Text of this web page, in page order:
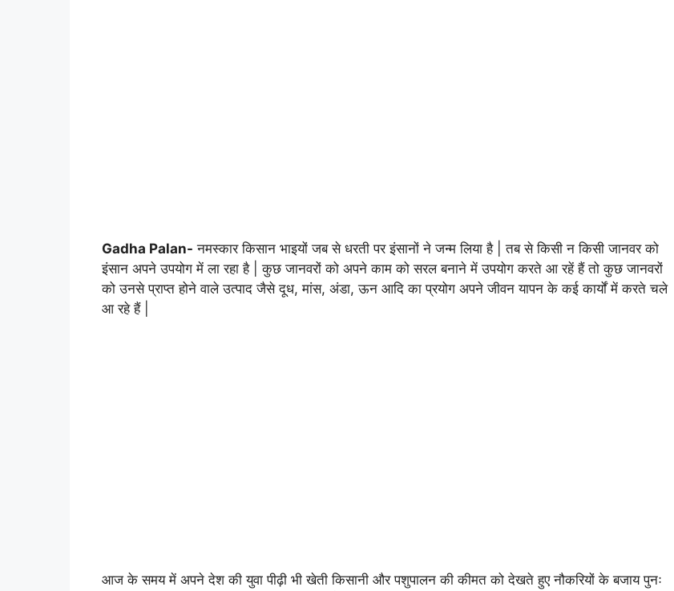
Gadha Palan- नमस्कार किसान भाइयों जब से धरती पर इंसानों ने जन्म लिया है | तब से किसी न किसी जानवर को
इंसान अपने उपयोग में ला रहा है | कुछ जानवरों को अपने काम को सरल बनाने में उपयोग करते आ रहें हैं तो कुछ जानवरों
को उनसे प्राप्त होने वाले उत्पाद जैसे दूध, मांस, अंडा, ऊन आदि का प्रयोग अपने जीवन यापन के कई कार्यों में करते चले
आ रहे हैं |
आज के समय में अपने देश की युवा पीढ़ी भी खेती किसानी और पशुपालन की कीमत को देखते हुए नौकरियों के बजाय पुनः